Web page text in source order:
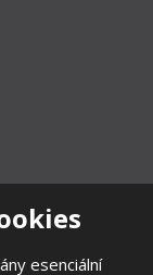
esenciální